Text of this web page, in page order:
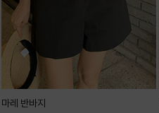
마레 반바지